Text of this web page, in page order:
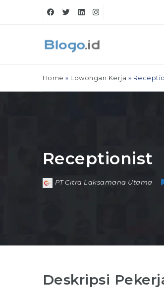
Home » Lowongan Kerja »
Receptionist
PT Citra Laksamana Utama
Deskripsi